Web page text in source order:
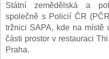
Státní zemědělská a
společně s Policií ČR
tržnici SAPA, kde na místě
části prostor v restauraci
Praha.